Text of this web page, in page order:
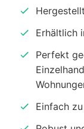
Erhältlich
Perfekt
Einfach